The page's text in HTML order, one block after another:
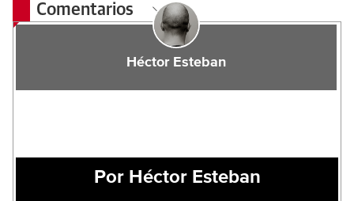
Comentarios
Héctor Esteban
Por Héctor Esteban